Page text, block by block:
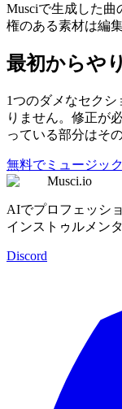
Musciで生成した
権のある素材は編
最初からや
1つのダメなセク
りません。修正が
っている部分はそ
無料でミュージッ
Musci.io
AIでプロフェッシ
インストゥルメン
Discord